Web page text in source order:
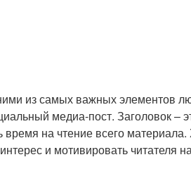
из самых важных элементов
медиа-пост. Заголовок –
время на чтение всего
и мотивировать читателя